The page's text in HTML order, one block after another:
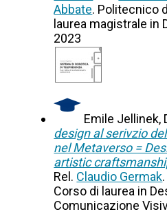
Abbate. Politecnico
laurea magistrale in
2023
Emile Jellinek,
design al serivzio
nel Metaverso =
artistic
Rel. Claudio Germak
Corso di laurea in
Comunicazione